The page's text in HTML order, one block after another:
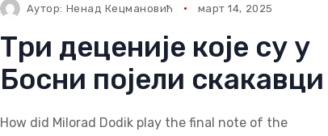
Аутор: Ненад Кецмановић март 14, 2025
Три деценије које су у
Босни појели скакавци
How did Milorad Dodik play the final note of the